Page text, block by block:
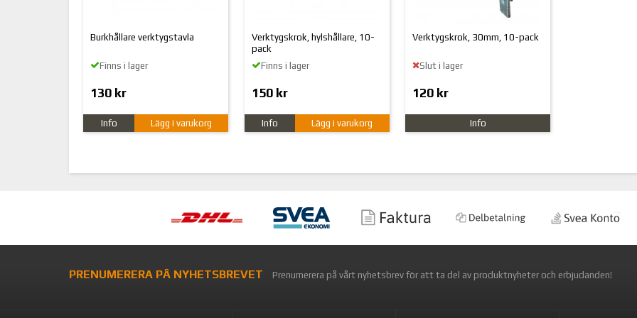
Burkhållare verktygstavla
Finns i lager
130 kr
Info Lägg i varukorg
Verktygskrok, hylshållare, 10-
pack
Finns i lager
150 kr
Info Lägg i varukorg
Verktygskrok, 30mm, 10-pack
Slut i lager
120 kr
Info
PRENUMERERA PÅ NYHETSBREVET Prenumerera på vårt nyhetsbrev för att ta del av produktnyheter och erbjudanden!